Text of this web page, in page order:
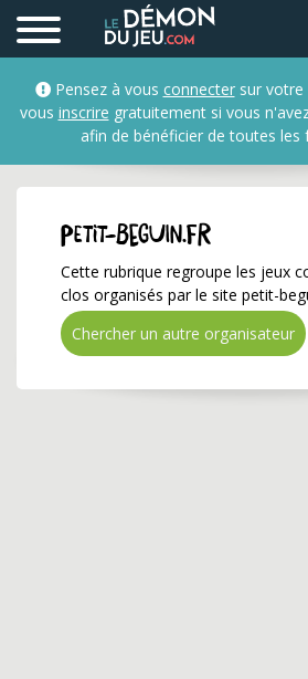
petit-beguin.fr
Pensez à vous connectersur votre
vous inscrire gratuitement si vous
afin de bénéficier de toutes les
petit-beguin.fr
Cette rubrique regroupe les jeux
clos organisés par le site petit-
Chercher un autre organisateur